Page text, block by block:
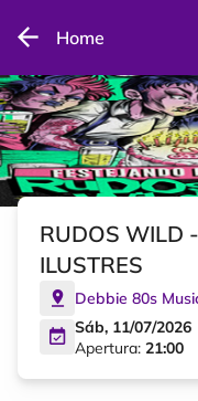
Home
RUDOS WILD
ILUSTRES
Debbie 80s
Sáb, 11/07/2026
Apertura: 21:00